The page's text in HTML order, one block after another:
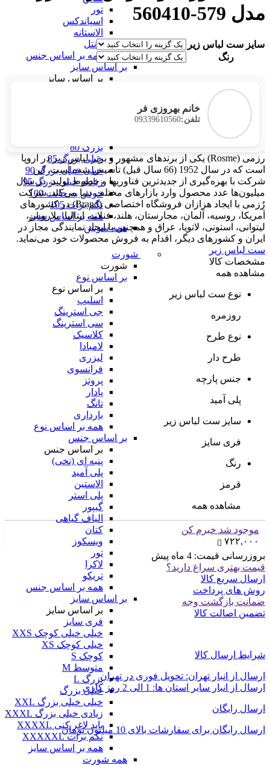
تور
اسپاندکس
الاستانه
دانتل
همه بر اساس جنس
بر اساس سایز
بر اساس سایز
بزرگ 80
خیلی بزرگ 85
خیلی خیلی بزرگ 90
زیادی خیلی بزرگ 95
خوش به حالت 100
نگم برات 105
همه بر اساس سایز
همه سوتین
شورت
شورت
بر اساس نوع
بر اساس نوع
اسلیپ
جی استرینگ
سی استرینگ
کلاسیک
لامبادا
لیزری
فرانسوی
پروتز
پادار
تانگ
بارداری
همه بر اساس نوع
بر اساس جنس
بر اساس جنس
پنبه ای (نخی)
پلی آمید
الاستین
پلی استر
گیپور
الیاف گیاهی
کتان
ویسکوز
تور
لاکرا
تریکو
همه بر اساس جنس
بر اساس سایز
بر اساس سایز
فری سایز
خیلی خیلی کوچک XXS
خیلی کوچک XS
کوچک S
متوسط M
بزرگ L
خیلی بزرگ
خیلی خیلی بزرگ XXL
زیادی خیلی بزرگ XXXL
باید لاغر کنی XXXXL
نگم برات XXXXXL
همه بر اساس سایز
همه شورت
مدل 579-560410
سایز ست لباس زیر
رنگ
خانم بهروزی فر
تلفن:09339610560
رزمی (Rosme) یکی از برندهای مشهور و برتر لباس زیر در اروپا
است که در سال 1952 (66 سال قبل) تأسیس شده است. این
شرکت با بهره‌گیری از جدیدترین فناوریها و خطوط تولید، در سال
میلیون‌ها عدد محصول وارد بازارهای مختلف دنیا می‌کند. شرکت
رُزمی با ایجاد هزازان فروشگاه اختصاصی (Brand) در کشورهای
آمریکا، روسیه، آلمان، مجارستان، هلند، فنلاند، ایتالیا، بلاروس،
لیتوانی، استونی، لاتویا، عراق و همچنین با ایجاد نمایندگی مجاز در
ایران و کشورهای دیگر، اقدام به فروش محصولات خود می‌نماید.
ست لباس زیر
مشخصات کالا
مشاهده همه
نوع ست لباس زیر
روزمره
نوع طرح
طرح دار
جنس پارچه
پلی آمید
سایز ست لباس زیر
فری سایز
رنگ
قرمز
مشاهده همه
موجود شد خبرم کن
۷۲۲,۰۰۰
بروزرسانی قیمت: 4 ماه پیش
قیمت بهتری سراغ دارید؟
ارسال سریع کالا
روش های پرداخت
ضمانت بازگشت وجه
تضمین اصالت کالا
شرایط ارسال کالا
ارسال از انبار تهران: تحویل فوری در تهران
ارسال از انبار سایر استان ها: 1 الی 2 روز کاری
ارسال رایگان
ارسال رایگان برای سفارشات بالای 10 میلیون تومان